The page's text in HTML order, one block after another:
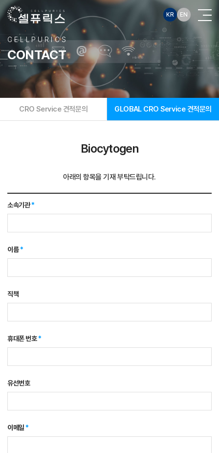
KR EN
CELLPURICS
CONTACT
CRO Service 견적문의 GLOBAL CRO Service 견적문의
Biocytogen
아래의 항목을 기재 부탁드립니다.
소속기관*
이름*
직책
휴대폰 번호*
유선번호
이메일 *